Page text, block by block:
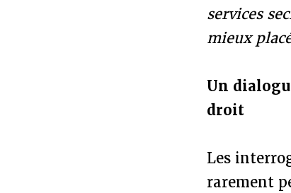
services
mieux
Un
droit
Les
rarement